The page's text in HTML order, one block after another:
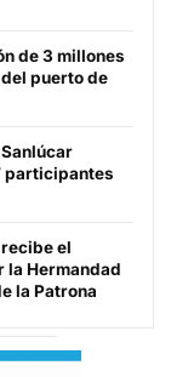
de 3 millones
puerto de
participantes
el
la Hermandad
la Patrona